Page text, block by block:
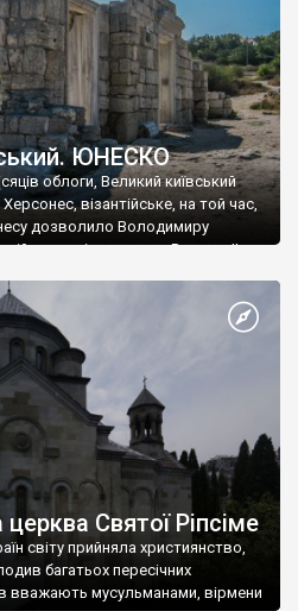
ЮНЕСКО
облоги, Великий київський
візантійське, на той час,
дозволило Володимиру
імператору Василю ІІ, та
став Василем-християнином.
На честь Херсонесу Таврійського
Святої Ріпсіме
світу прийняла християнство,
багатьох пересічних
вважають мусульманами, вірмени